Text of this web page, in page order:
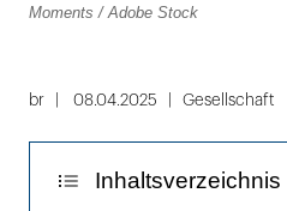
Moments / Adobe Stock
br 08.04.2025 Gesellschaft
Inhaltsverzeichnis